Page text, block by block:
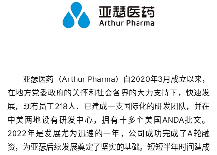
首
页
融
亚瑟医药（Arthur Pharma）自2020年3月成立以来，
在地方党委政府的关怀和社会各界的大力支持下，快速发
展，现有员工218人，已建成一支国际化的研发团队，并在
中美两地设有研发中心，拥有十多个美国ANDA批文。
2022年是发展尤为迅速的一年，公司成功完成了A轮融
资，为亚瑟后续发展奠定了坚实的基础。短短半年时间建成